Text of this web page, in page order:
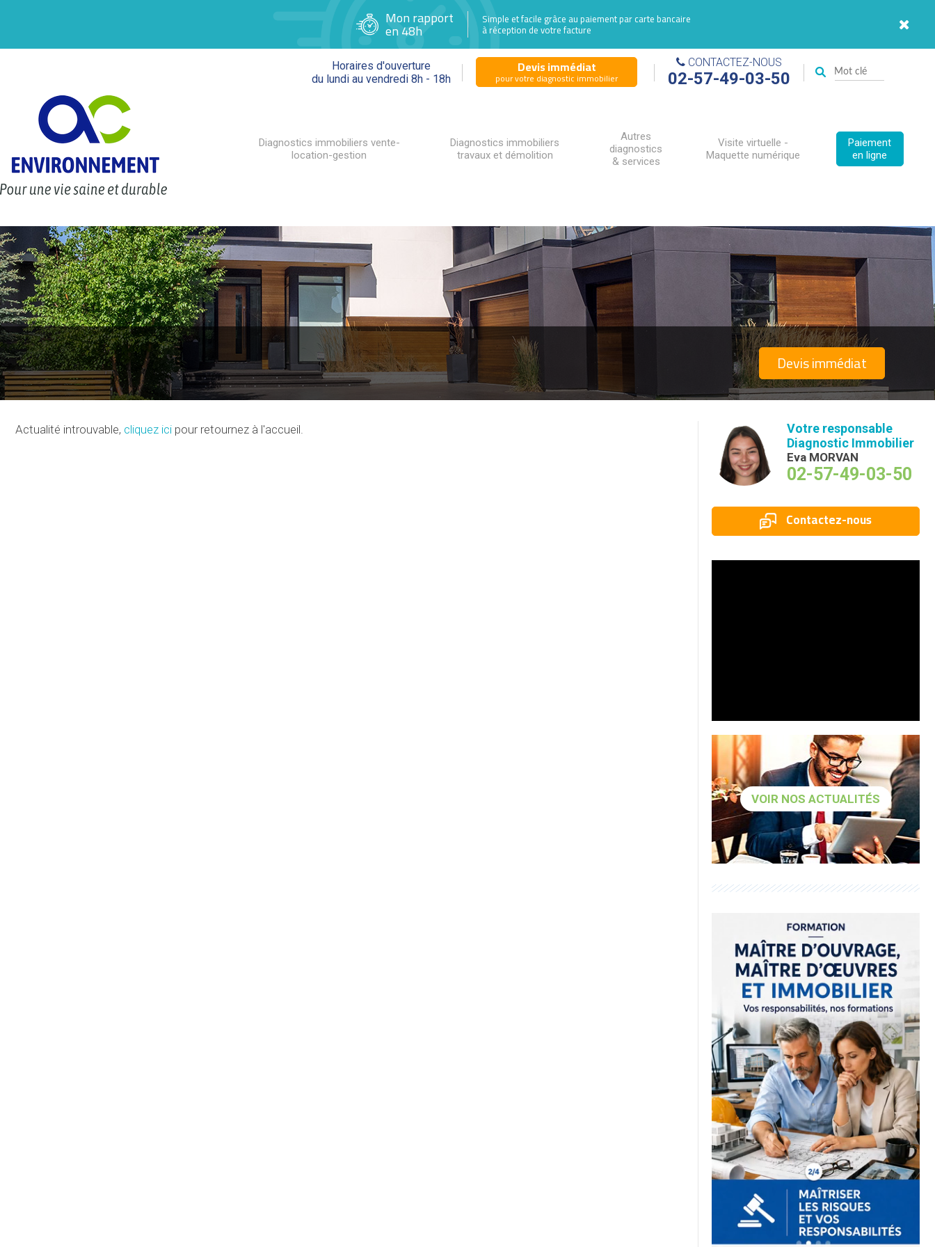
Mon rapport
en 48h
Simple et facile grâce au paiement par carte bancaire
à réception de votre facture
Horaires d'ouverture
du lundi au vendredi 8h - 18h
Devis immédiat
pour votre diagnostic immobilier
CONTACTEZ-NOUS
02-57-49-03-50
Diagnostics immobiliers vente-
location-gestion
Diagnostics immobiliers
travaux et démolition
Autres
diagnostics
& services
Visite virtuelle -
Maquette numérique
Paiement
en ligne
Devis immédiat
Actualité introuvable, cliquez ici pour retournez à l'accueil.
Votre responsable
Diagnostic Immobilier
Eva MORVAN
02-57-49-03-50
Contactez-nous
VOIR NOS ACTUALITÉS